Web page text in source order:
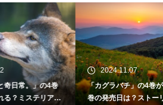
巻
ス
2024.11.07
「カグラバチ」の4巻が好評！次
巻の発売日は？ストーリーや魅力